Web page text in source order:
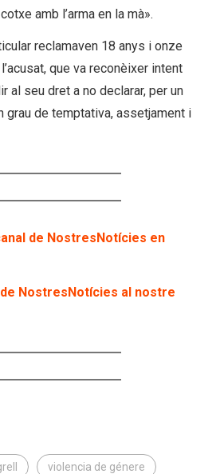
amb l’arma en la mà».
reclamaven 18 anys i onze
que va reconèixer intent
al seu dret a no declarar, per un
grau de temptativa, assetjament i
de NostresNotícies en
NostresNotícies al nostre
violencia de génere